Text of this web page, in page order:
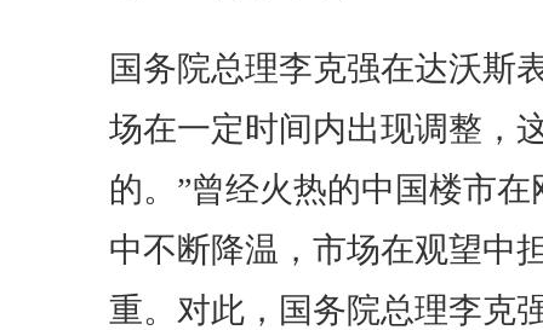
国务院总理李克强在达沃斯
场在一定时间内出现调整，
的。”曾经火热的中国楼市
中不断降温，市场在观望中
重。对此，国务院总理李克